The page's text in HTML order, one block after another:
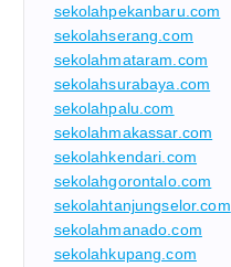
sekolahpekanbaru.com
sekolahserang.com
sekolahmataram.com
sekolahsurabaya.com
sekolahpalu.com
sekolahmakassar.com
sekolahkendari.com
sekolahgorontalo.com
sekolahtanjungselor.com
sekolahmanado.com
sekolahkupang.com